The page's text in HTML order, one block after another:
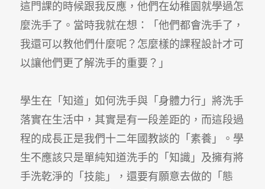
這門課的時候跟我反應，他們在幼稚園就學過怎
麼洗手了。當時我就在想：「他們都會洗手了，
我還可以教他們什麼呢？怎麼樣的課程設計才可
以讓他們更了解洗手的重要？」
學生在「知道」如何洗手與「身體力行」將洗手
落實在生活中，其實是有一段差距的，而這段過
程的成長正是我們十二年國教談的「素養」。學
生不應該只是單純知道洗手的「知識」及擁有將
手洗乾淨的「技能」，還要有願意去做的「態